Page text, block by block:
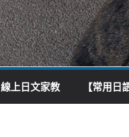
線上日文家教 【常用日